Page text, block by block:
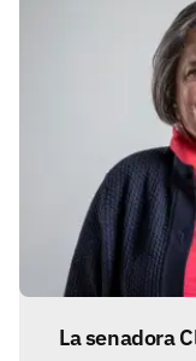
La senadora